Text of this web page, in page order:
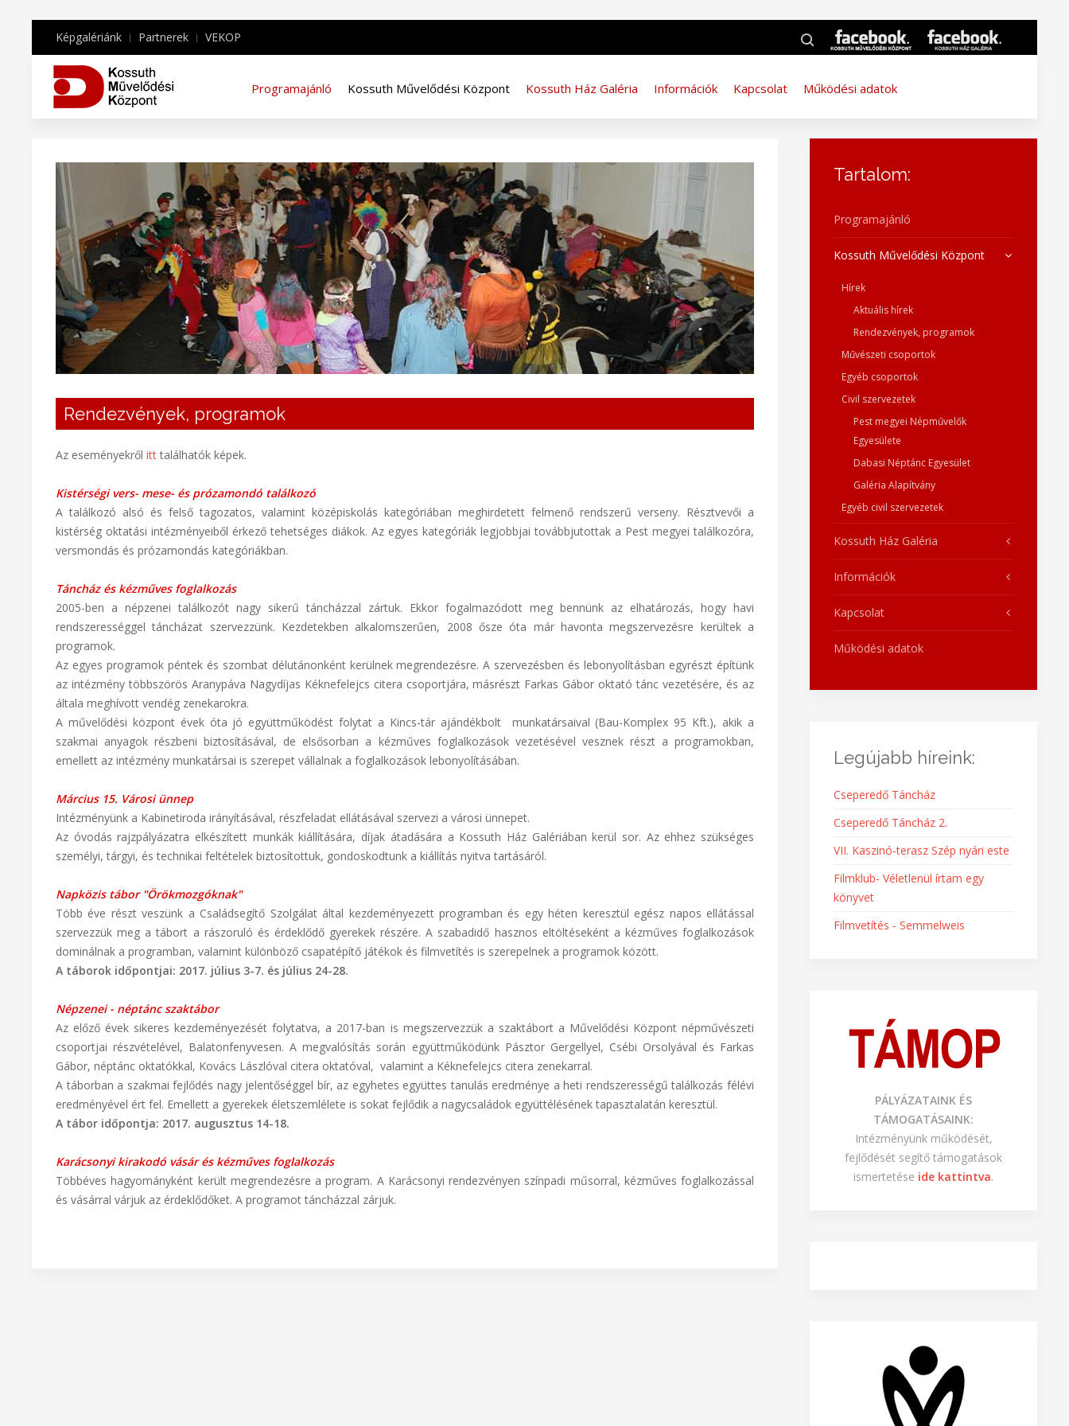
Képgalériánk Partnerek VEKOP
Programajánló Kossuth Művelődési Központ Kossuth Ház Galéria Információk Kapcsolat Működési adatok
Rendezvények, programok
Az eseményekről itttalálhatók képek.
Kistérségi vers- mese- és prózamondó találkozó
A találkozó alsó és felső tagozatos, valamint középiskolás kategóriában meghirdetett felmenő rendszerű verseny. Résztvevői a
kistérség oktatási intézményeiből érkező tehetséges diákok. Az egyes kategóriák legjobbjai továbbjutottak a Pest megyei találkozóra,
versmondás és prózamondás kategóriákban.
Táncház és kézműves foglalkozás
2005-ben a népzenei találkozót nagy sikerű táncházzal zártuk. Ekkor fogalmazódott meg bennünk az elhatározás, hogy havi
rendszerességgel táncházat szervezzünk. Kezdetekben alkalomszerűen, 2008 ősze óta már havonta megszervezésre kerültek a
programok.
Az egyes programok péntek és szombat délutánonként kerülnek megrendezésre. A szervezésben és lebonyolításban egyrészt építünk
az intézmény többszörös Aranypáva Nagydíjas Kéknefelejcs citera csoportjára, másrészt Farkas Gábor oktató tánc vezetésére, és az
általa meghívott vendég zenekarokra.
A művelődési központ évek óta jó együttműködést folytat a Kincs-tár ajándékbolt munkatársaival (Bau-Komplex 95 Kft.), akik a
szakmai anyagok részbeni biztosításával, de elsősorban a kézműves foglalkozások vezetésével vesznek részt a programokban,
emellett az intézmény munkatársai is szerepet vállalnak a foglalkozások lebonyolításában.
Március 15. Városi ünnep
Intézményünk a Kabinetiroda irányításával, részfeladat ellátásával szervezi a városi ünnepet.
Az óvodás rajzpályázatra elkészített munkák kiállítására, díjak átadására a Kossuth Ház Galériában kerül sor. Az ehhez szükséges
személyi, tárgyi, és technikai feltételek biztosítottuk, gondoskodtunk a kiállítás nyitva tartásáról.
Napközis tábor "Örökmozgóknak"
Több éve részt veszünk a Családsegítő Szolgálat által kezdeményezett programban és egy héten keresztül egész napos ellátással
szervezzük meg a tábort a rászoruló és érdeklődő gyerekek részére. A szabadidő hasznos eltöltéseként a kézműves foglalkozások
dominálnak a programban, valamint különböző csapatépítő játékok és filmvetítés is szerepelnek a programok között.
A táborok időpontjai: 2017. július 3-7. és július 24-28.
Népzenei - néptánc szaktábor
Az előző évek sikeres kezdeményezését folytatva, a 2017-ban is megszervezzük a szaktábort a Művelődési Központ népművészeti
csoportjai részvételével, Balatonfenyvesen. A megvalósítás során együttműködünk Pásztor Gergellyel, Csébi Orsolyával és Farkas
Gábor, néptánc oktatókkal, Kovács Lászlóval citera oktatóval, valamint a Kéknefelejcs citera zenekarral.
A táborban a szakmai fejlődés nagy jelentőséggel bír, az egyhetes együttes tanulás eredménye a heti rendszerességű találkozás félévi
eredményével ért fel. Emellett a gyerekek életszemlélete is sokat fejlődik a nagycsaládok együttélésének tapasztalatán keresztül.
A tábor időpontja: 2017. augusztus 14-18.
Karácsonyi kirakodó vásár és kézműves foglalkozás
Többéves hagyományként került megrendezésre a program. A Karácsonyi rendezvényen színpadi műsorral, kézműves foglalkozással
és vásárral várjuk az érdeklődőket. A programot táncházzal zárjuk.
Tartalom:
Programajánló
Kossuth Művelődési Központ
Hírek
Aktuális hírek
Rendezvények, programok
Művészeti csoportok
Egyéb csoportok
Civil szervezetek
Pest megyei Népművelők
Egyesülete
Dabasi Néptánc Egyesület
Galéria Alapítvány
Egyéb civil szervezetek
Kossuth Ház Galéria
Információk
Kapcsolat
Működési adatok
Legújabb híreink:
Cseperedő Táncház
Cseperedő Táncház 2.
VII. Kaszinó-terasz Szép nyári este
Filmklub- Véletlenül írtam egy
könyvet
Filmvetítés - Semmelweis
PÁLYÁZATAINK ÉS
TÁMOGATÁSAINK:
Intézményünk működését,
fejlődését segítő támogatások
ismertetése ide kattintva.